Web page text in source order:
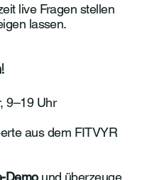
live Fragen stellen
lassen.
9–19 Uhr
aus dem FITVYR
Demound überzeuge